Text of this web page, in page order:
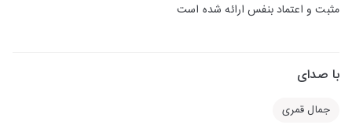
مثبت و اعتماد بنفس ارائه شده است
با صدای
جمال قمری